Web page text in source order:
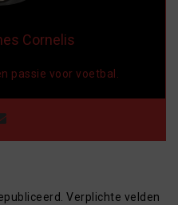
Cornelis
passie voor voetbal.
Verplichte velden